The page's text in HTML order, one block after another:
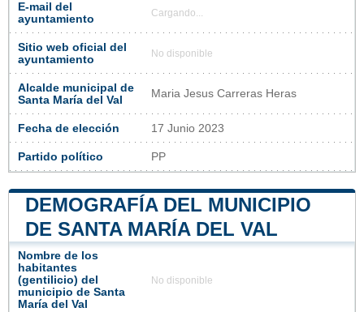
E-mail del
ayuntamiento
Cargando...
Sitio web oficial del
ayuntamiento
No disponible
Alcalde municipal de
Santa María del Val
Maria Jesus Carreras Heras
Fecha de elección 17 Junio 2023
Partido político PP
DEMOGRAFÍA DEL MUNICIPIO
DE SANTA MARÍA DEL VAL
Nombre de los
habitantes
(gentilicio) del
municipio de Santa
María del Val
No disponible